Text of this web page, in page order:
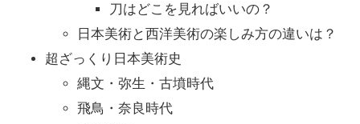
刀はどこを見ればいいの？
日本美術と西洋美術の楽しみ方の違いは？
超ざっくり日本美術史
縄文・弥生・古墳時代
飛鳥・奈良時代